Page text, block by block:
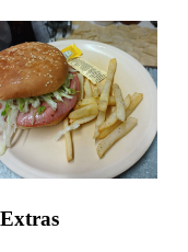
Extras